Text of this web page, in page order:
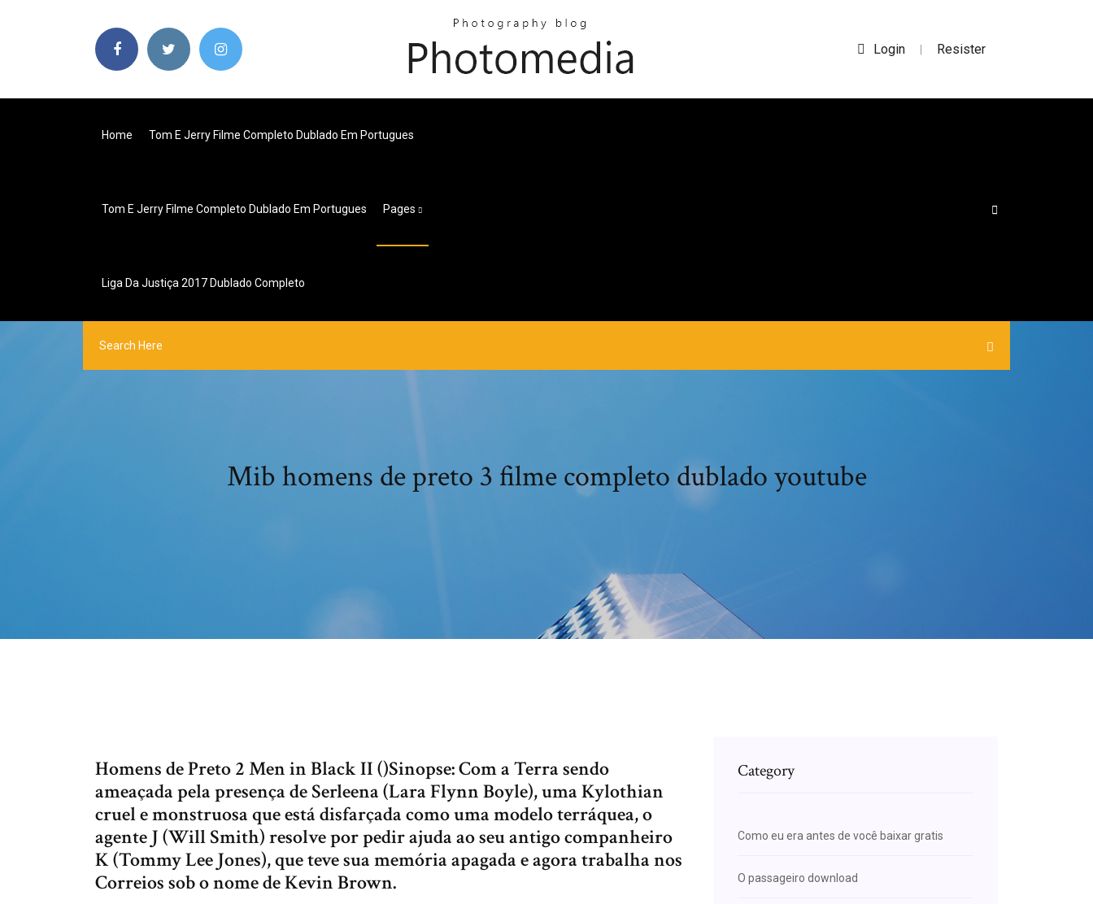
Login | Resister
Home Tom E Jerry Filme Completo Dublado Em Portugues
Tom E Jerry Filme Completo Dublado Em Portugues Pages
Liga Da Justiça 2017 Dublado Completo
Mib homens de preto 3 filme completo dublado youtube
Homens de Preto 2 Men in Black II ()Sinopse: Com a Terra sendo
ameaçada pela presença de Serleena (Lara Flynn Boyle), uma Kylothian
cruel e monstruosa que está disfarçada como uma modelo terráquea, o
agente J (Will Smith) resolve por pedir ajuda ao seu antigo companheiro
K (Tommy Lee Jones), que teve sua memória apagada e agora trabalha nos
Correios sob o nome de Kevin Brown.
Category
Como eu era antes de você baixar gratis
O passageiro download